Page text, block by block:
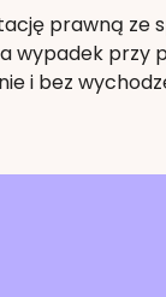
prawną ze
wypadek przy
i bez